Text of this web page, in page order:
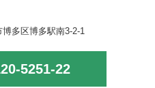
多区博多駅南3-2-1
5251-22